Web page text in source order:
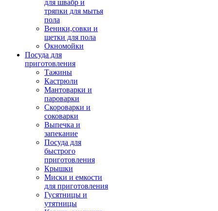
для швабр и
тряпки для мытья
пола
Веники,совки и
щетки для пола
Окномойки
Посуда для
приготовления
Тажины
Кастрюли
Мантоварки и
пароварки
Скороварки и
соковарки
Выпечка и
запекание
Посуда для
быстрого
приготовления
Крышки
Миски и емкости
для приготовления
Гусятницы и
утятницы